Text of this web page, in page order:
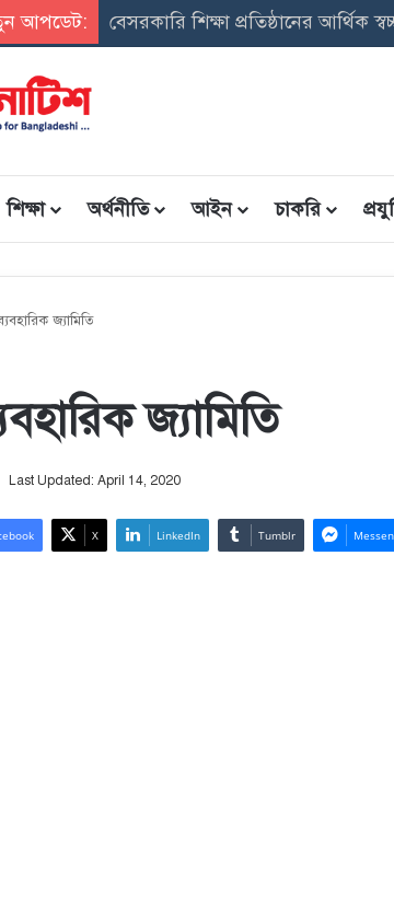
আপডেট: সমন্বিত উপবৃত্তি তথ্য ফরম:
শিক্ষা অর্থনীতি আইন চাকরি
জ্যামিতি
জ্যামিতি
Last Updated: April 14, 2020
X LinkedIn Tumblr